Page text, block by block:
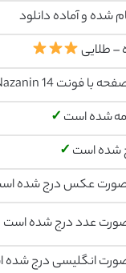
شده و آماده دانلود
– طلایی
شده است ✓
شده است ✓
عکس درج شده
عدد درج شده است
انگلیسی درج شده